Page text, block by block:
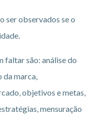
ser observados se o
faltar são: análise do
marca,
objetivos e metas,
mensuração